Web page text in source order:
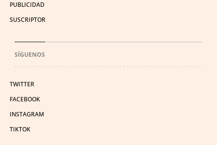
PUBLICIDAD
SUSCRIPTOR
SÍGUENOS
TWITTER
FACEBOOK
INSTAGRAM
TIKTOK